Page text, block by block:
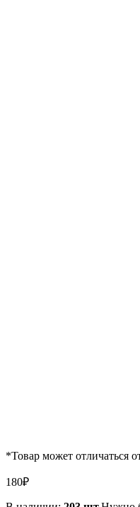
*Товар может отличаться
180₽